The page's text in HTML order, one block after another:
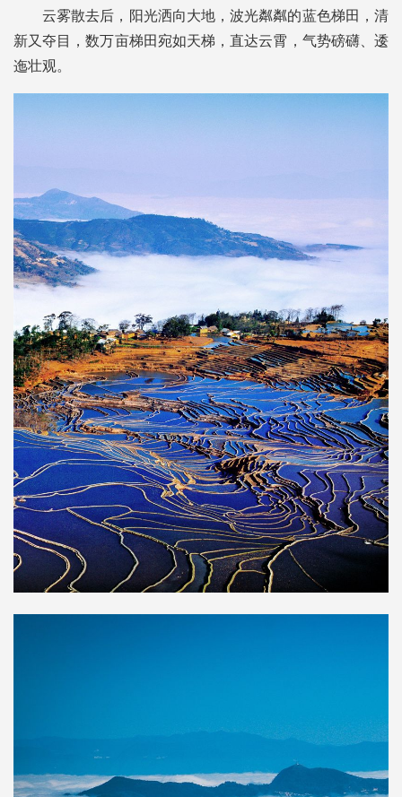
云雾散去后，阳光洒向大地，波光粼粼的蓝色梯田，清
新又夺目，数万亩梯田宛如天梯，直达云霄，气势磅礴、逶
迤壮观。